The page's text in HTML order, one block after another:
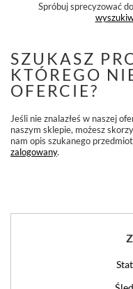
Spróbuj sprecyzować
SZUKASZ
KTÓREGO
OFERCIE?
Jeśli nie znalazłeś w naszej
naszym sklepie, możesz
nam opis szukanego
zalogowany.